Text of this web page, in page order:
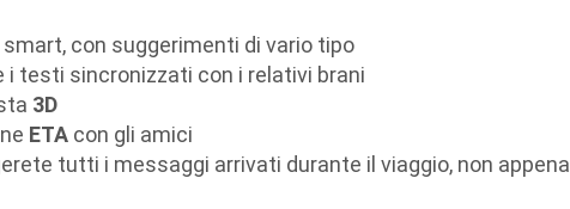
con suggerimenti di vario tipo
i testi sincronizzati con i relativi brani
3D
ETA con gli amici
tutti i messaggi arrivati durante il viaggio, non appena